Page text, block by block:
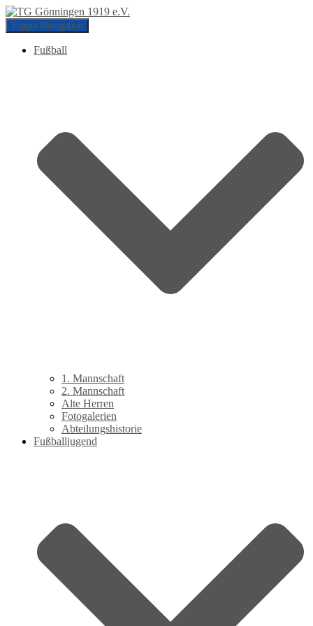
Toggle Navigation
Fußball
1. Mannschaft
2. Mannschaft
Alte Herren
Fotogalerien
Abteilungshistorie
Fußballjugend